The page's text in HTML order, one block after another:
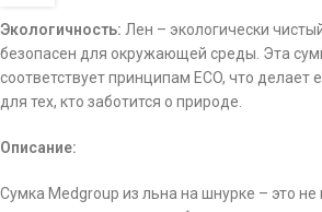
Экологичность: Лен – экологически
безопасен для окружающей среды. Эта
соответствует принципам ECO, что
для тех, кто заботится о природе.
Описание:
Сумка Medgroup из льна на шнурке – это не